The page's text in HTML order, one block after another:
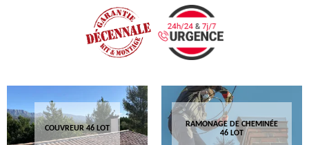
COUVREUR 46 LOT
RAMONAGE DE CHEMINÉE
46 LOT